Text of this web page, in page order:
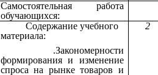
Самостоятельная работа
обучающихся:
Содержание учебного
материала:
.Закономерности
формирования и изменение
спроса на рынке товаров и
2